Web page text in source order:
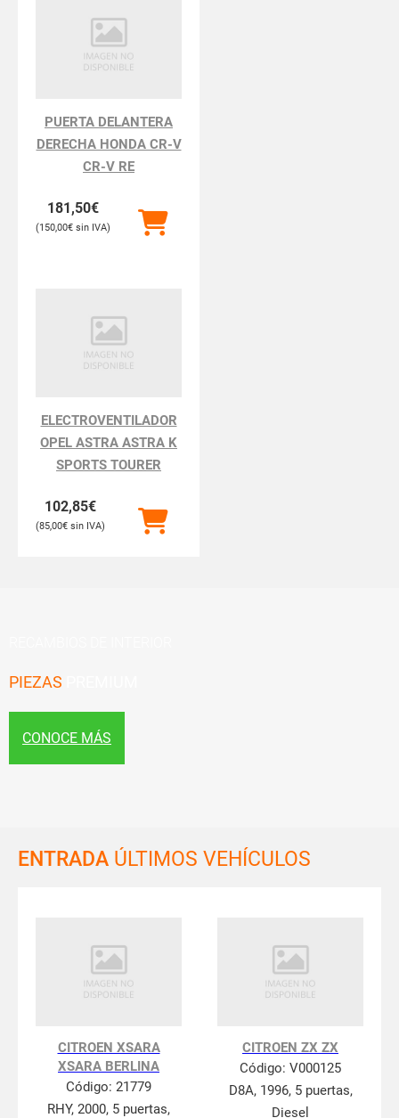
PUERTA DELANTERA
DERECHA HONDA CR-V
CR-V RE
181,50€
150,00€
ELECTROVENTILADOR
OPEL ASTRA ASTRA K
SPORTS TOURER
102,85€
85,00€
PIEZAS
CONOCE MÁS
ENTRADA ÚLTIMOS VEHÍCULOS
CITROEN XSARA
XSARA BERLINA
Código: 21779
RHY, 2000, 5 puertas,
CITROEN ZX ZX
Código: V000125
D8A, 1996, 5 puertas,
Diesel